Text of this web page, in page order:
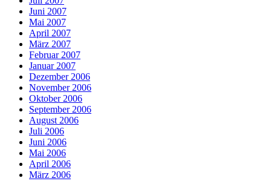
Juni 2007
Mai 2007
April 2007
März 2007
Februar 2007
Januar 2007
Dezember 2006
November 2006
Oktober 2006
September 2006
August 2006
Juli 2006
Juni 2006
Mai 2006
April 2006
März 2006